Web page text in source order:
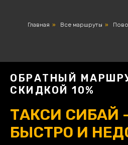
Главная » Все маршруты »
ОБРАТНЫЙ
СКИДКОЙ 10%
ТАКСИ СИБАЙ -
БЫСТРО И